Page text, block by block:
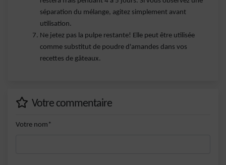
séparation du mélange, agitez simplement avant
utilisation.
Ne jetez pas la pulpe restante! Elle peut être utilisée
comme substitut de poudre d'amandes dans vos
recettes de gâteaux.
Votre commentaire
Votre nom*